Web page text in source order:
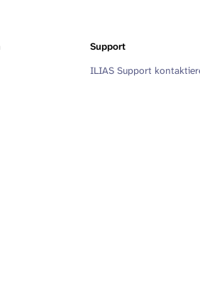
Support
ILIAS Support